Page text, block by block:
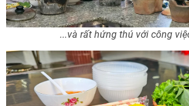
...và rất hứng thú với công